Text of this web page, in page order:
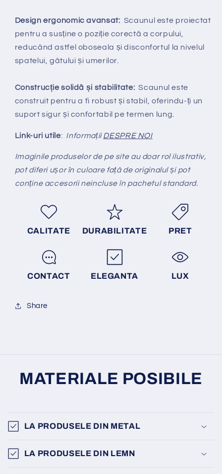
Design ergonomic avansat: Scaunul este proiectat
pentru a susține o poziție corectă a corpului,
reducând astfel oboseala și disconfortul la nivelul
spatelui, gâtului și umerilor.
Construcție solidă și stabilitate:Scaunul este
construit pentru a fi robust și stabil, oferindu-ți un
suport sigur și confortabil pe termen lung.
Link-uri utile: InformațiiDESPRE NOI
Imaginile produselor de pe site au doar rol ilustrativ,
pot diferi ușor în culoare față de originalul și pot
conține accesorii neincluse în pachetul standard.
CALITATE DURABILITATE PRET
CONTACT ELEGANTA LUX
Share
MATERIALE POSIBILE
LA PRODUSELE DIN METAL
LA PRODUSELE DIN LEMN